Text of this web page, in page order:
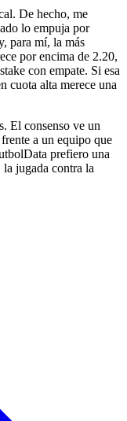
De hecho, me
lo empuja por
para mí, la más
por encima de 2.20,
con empate. Si esa
cuota alta merece una
El consenso ve un
a un equipo que
prefiero una
jugada contra la